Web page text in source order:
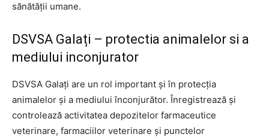
sănătății umane.
DSVSA Galați – protectia animalelor si a
mediului inconjurator
DSVSA Galați are un rol important și în protecția
animalelor și a mediului înconjurător. Înregistrează și
controlează activitatea depozitelor farmaceutice
veterinare, farmaciilor veterinare și punctelor